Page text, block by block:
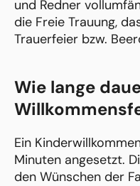
und Redner
die Freie Trauung,
Trauerfeier bzw.
Wie lange
Ein
Minuten angesetzt.
den Wünschen der